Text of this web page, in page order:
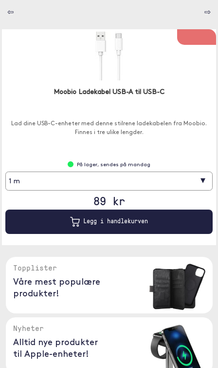
⇦ ⇨
Moobio Ladekabel USB-A til USB-C
Lad dine USB-C-enheter med denne stilrene ladekabelen fra Moobio.
Finnes i tre ulike lengder.
På lager, sendes på mandag
1 m ▾
89 kr
Legg i handlekurven
Topplister
Våre mest populære
produkter!
Nyheter
Alltid nye produkter
til Apple-enheter!